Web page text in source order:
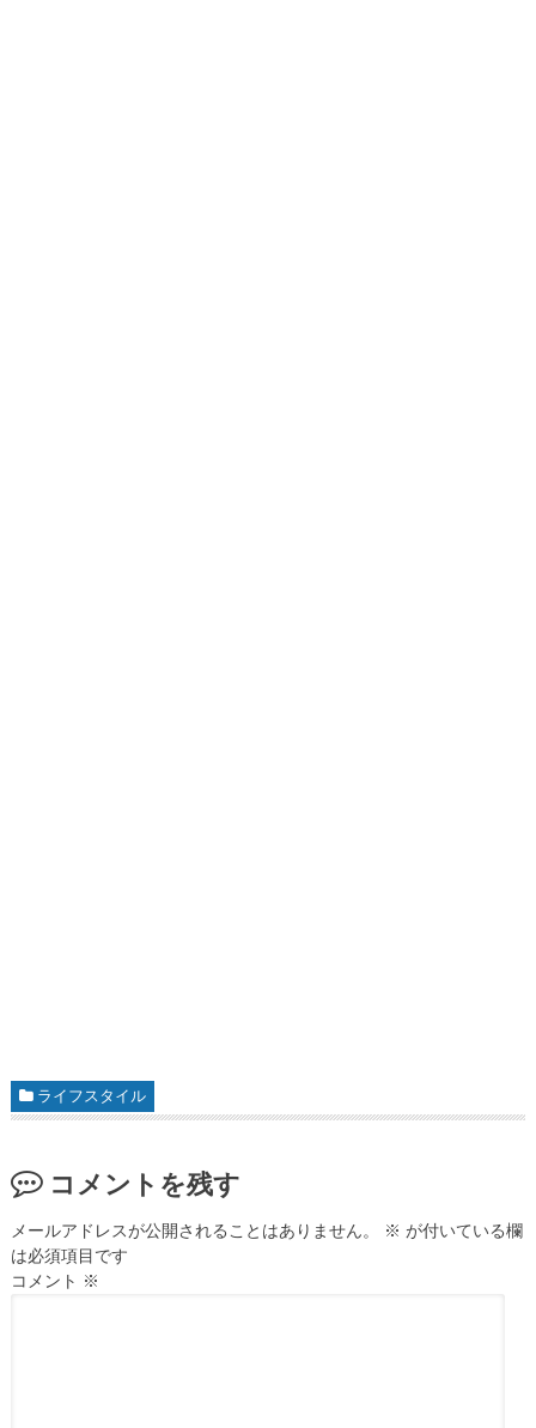
ライフスタイル
コメントを残す
メールアドレスが公開されることはありません。 ※ が付いている欄
は必須項目です
コメント ※